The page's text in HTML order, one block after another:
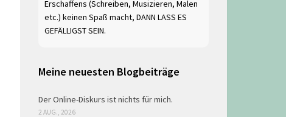
Erschaffens (Schreiben, Musizieren, Malen
etc.) keinen Spaß macht, DANN LASS ES
GEFÄLLIGST SEIN.
Meine neuesten Blogbeiträge
Der Online-Diskurs ist nichts für mich.
2 AUG., 2026